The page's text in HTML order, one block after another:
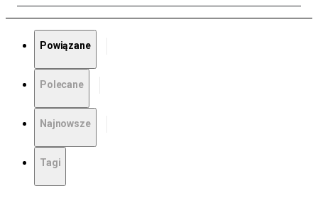
Powiązane
Polecane
Najnowsze
Tagi